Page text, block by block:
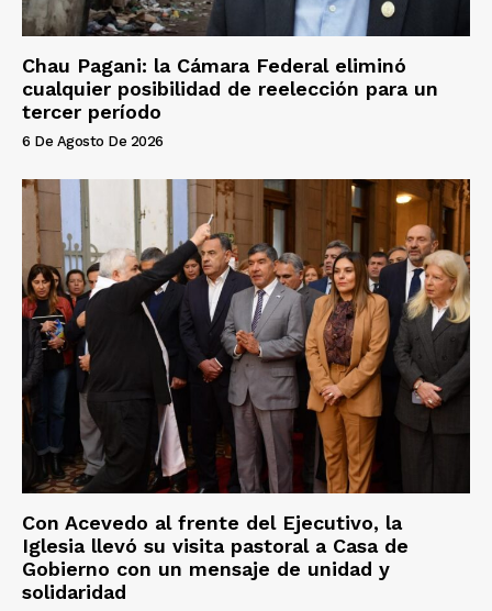
Chau Pagani: la Cámara Federal eliminó
cualquier posibilidad de reelección para un
tercer período
6 De Agosto De 2026
Con Acevedo al frente del Ejecutivo, la
Iglesia llevó su visita pastoral a Casa de
Gobierno con un mensaje de unidad y
solidaridad